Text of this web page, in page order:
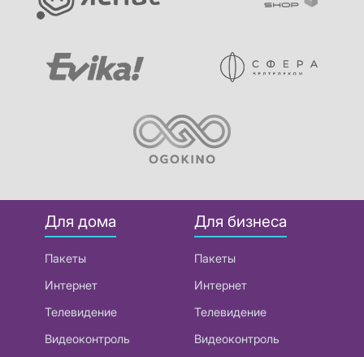
Для дома
Пакеты
Интернет
Телевидение
Видеоконтроль
Для бизнеса
Пакеты
Интернет
Телевидение
Видеоконтроль